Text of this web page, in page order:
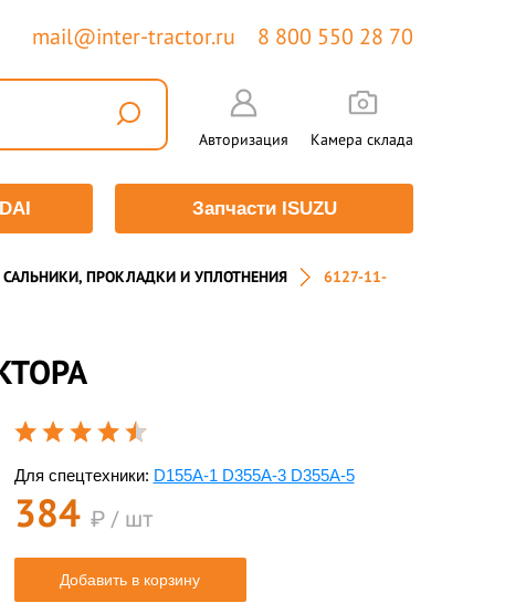
mail@inter-tractor.ru 8 800 550 28 70
Авторизация Камера склада
Запчасти ISUZU
САЛЬНИКИ, ПРОКЛАДКИ И УПЛОТНЕНИЯ
6127-11-
Для спецтехники: D155A-1 D355A-3 D355A-5
384 ₽ / шт
Добавить в корзину